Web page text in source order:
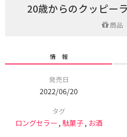
20歳からのクッピー
商品
情 報
発売日
2022/06/20
タグ
ロングセラー , 駄菓子, お酒